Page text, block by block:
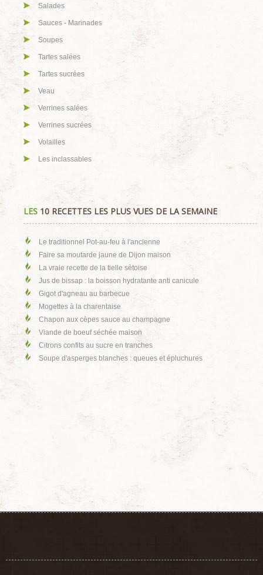
Salades
Sauces - Marinades
Soupes
Tartes salées
Tartes sucrées
Veau
Verrines salées
Verrines sucrées
Volailles
Les inclassables
LES 10 RECETTES LES PLUS VUES DE LA SEMAINE
Le traditionnel Pot-au-feu à l'ancienne
Faire sa moutarde jaune de Dijon maison
La vraie recette de la tielle sètoise
Jus de bissap : la boisson hydratante anti canicule
Gigot d'agneau au barbecue
Mogettes à la charentaise
Chapon aux cèpes sauce au champagne
Viande de boeuf séchée maison
Citrons confits au sucre en tranches
Soupe d'asperges blanches : queues et épluchures